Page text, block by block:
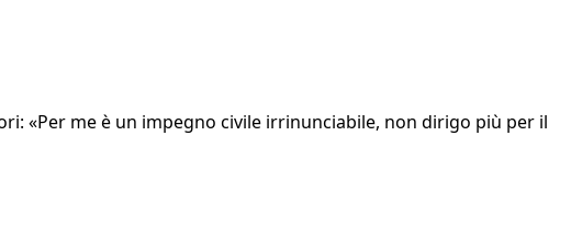
«Per me è un impegno civile irrinunciabile, non dirigo più per il